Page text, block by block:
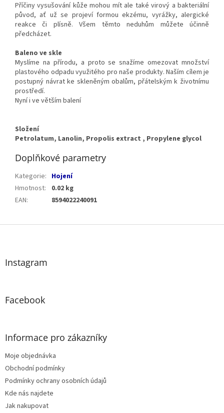
Příčiny vysušování kůže mohou mít ale také virový a bakteriální
původ, ať už se projeví formou ekzému, vyrážky, alergické
reakce či plísně. Všem těmto neduhům můžete účinně
předcházet.
Baleno ve skle
Myslíme na přírodu, a proto se snažíme omezovat množství
plastového odpadu využitého pro naše produkty. Naším cílem je
postupný návrat ke skleněným obalům, přátelským k životnímu
prostředí.
Nyní i ve větším balení
Složení
Petrolatum, Lanolin, Propolis extract , Propylene glycol
Doplňkové parametry
Kategorie: Hojení
Hmotnost:
0.02 kg
EAN: 8594022240091
Z
Instagram
Facebook
Informace pro zákazníky
Moje objednávka
Obchodní podmínky
Podmínky ochrany osobních údajů
Kde nás najdete
Jak nakupovat